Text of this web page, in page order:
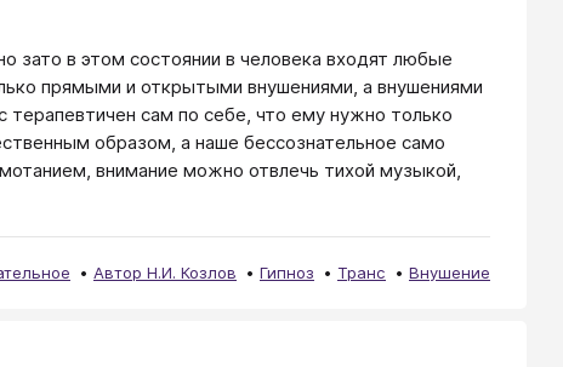
зато в этом состоянии в человека входят любые
прямыми и открытыми внушениями, а внушениями
сам по себе, что ему нужно только
образом, а наше бессознательное само
внимание можно отвлечь тихой музыкой,
Автор Н.И. Козлов Гипноз Транс Внушение